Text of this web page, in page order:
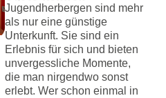
Jugendherbergen sind mehr
als nur eine günstige
Unterkunft. Sie sind ein
Erlebnis für sich und bieten
unvergessliche Momente,
die man nirgendwo sonst
erlebt. Wer schon einmal in